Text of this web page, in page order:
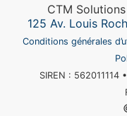
CTM
125 Av. Louis
Conditions générales
SIREN : 562011114